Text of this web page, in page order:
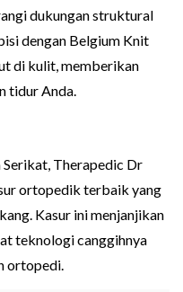
dukungan struktural
dengan Belgium Knit
di kulit, memberikan
tidur Anda.
Therapedic Dr
ortopedik terbaik yang
Kasur ini menjanjikan
teknologi canggihnya
ortopedi.